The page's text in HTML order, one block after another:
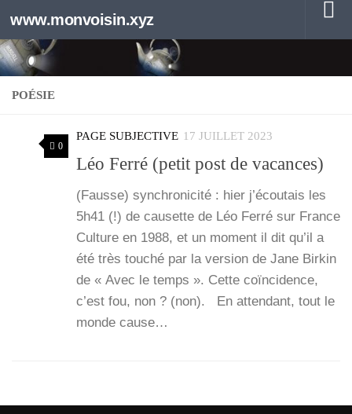
Au dessous du contenu
www.monvoisin.xyz
POÉSIE
0
PAGE SUBJECTIVE 17 JUILLET 2023
Léo Ferré (petit post de vacances)
(Fausse) syn­chro­ni­ci­té : hier j’é­cou­tais les
5h41 (!) de cau­sette de Léo Fer­ré sur France
Culture en 1988, et un moment il dit qu’il a
été très tou­ché par la ver­sion de Jane Bir­kin
de « Avec le temps ». Cette coïn­ci­dence,
c’est fou, non ? (non). En atten­dant, tout le
monde cause…